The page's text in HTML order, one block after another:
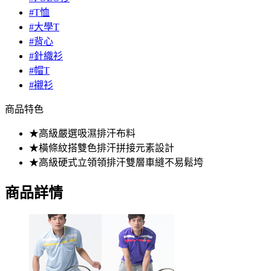
#T恤
#大學T
#背心
#針織衫
#帽T
#襯衫
商品特色
★高級嚴選吸濕排汗布料
★橫條紋搭雙色排汗拼接元素設計
★高級硬式立領領排汗雙層車縫不易鬆垮
商品詳情